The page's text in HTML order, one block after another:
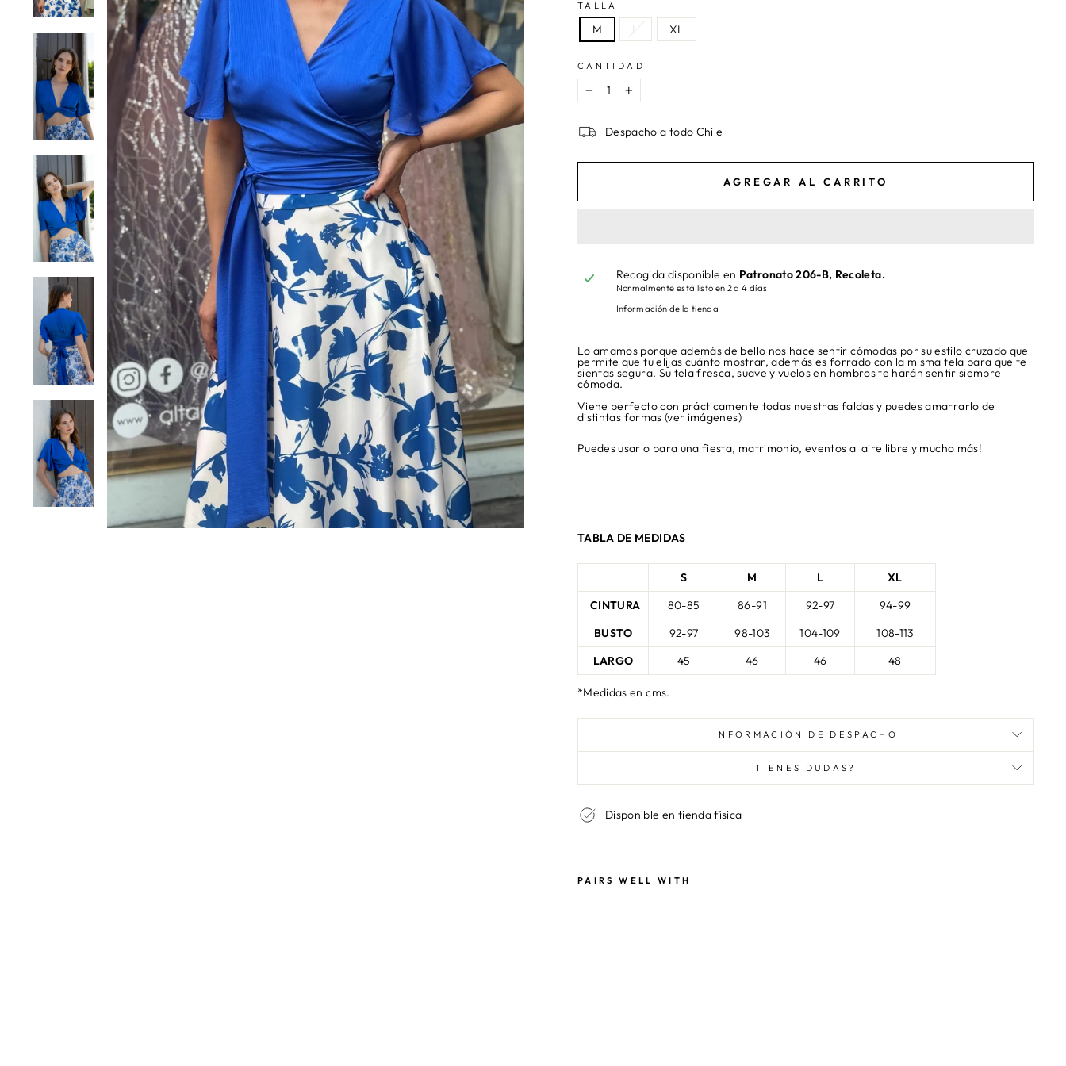
TALLA
M L XL
CANTIDAD
− +
Despacho a todo Chile
AGREGAR AL CARRITO
Recogida disponible en Patronato 206-B, Recoleta.
Normalmente está listo en 2 a 4 días
Información de la tienda
Lo amamos porque además de bello nos hace sentir cómodas por su estilo cruzado que
permite que tu elijas cuánto mostrar, además es forrado con la misma tela para que te
sientas segura. Su tela fresca, suave y vuelos en hombros te harán sentir siempre
cómoda.
Viene perfecto con prácticamente todas nuestras faldas y puedes amarrarlo de
distintas formas (ver imágenes)
Puedes usarlo para una fiesta, matrimonio, eventos al aire libre y mucho más!
TABLA DE MEDIDAS
S M L
XL
CINTURA
80-85 86-91 92-97
94-99
BUSTO
92-97 98-103 104-109
108-113
LARGO
45 46 46 48
*Medidas en cms.
INFORMACIÓN DE DESPACHO
TIENES DUDAS?
Disponible en tienda física
PAIRS WELL WITH